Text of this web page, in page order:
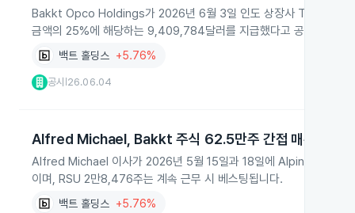
Bakkt Opco Holdings가 2026년 6월 3일 인도 상장사
금액의 25%에 해당하는 9,409,784달러를 지급했다고 공식 공시했
백트 홀딩스 +5.76%
공시 26.06.04
Alfred Michael, Bakkt 주식 62.5만주 간접 매수
Alfred Michael 이사가 2026년 5월 15일과 18일에 Alpine Fox LP
이며, RSU 2만8,476주는 계속 근무 시 베스팅됩니다.
백트 홀딩스 +5.76%